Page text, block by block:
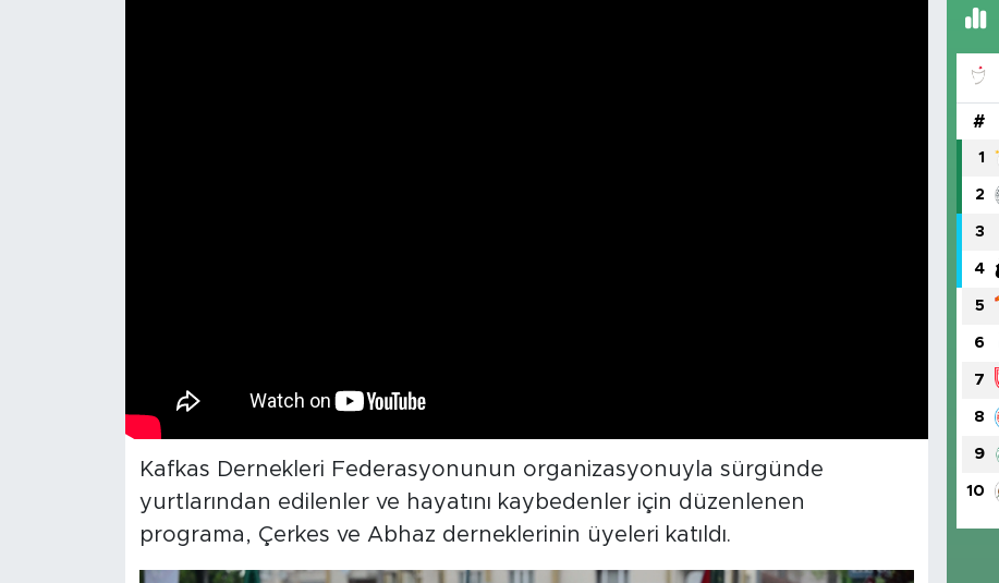
Kafkas Dernekleri Federasyonunun organizasyonuyla sürgünde
yurtlarından edilenler ve hayatını kaybedenler için düzenlenen
programa, Çerkes ve Abhaz derneklerinin üyeleri katıldı.
#
1
2
3
4
5
6
7
8
9
10